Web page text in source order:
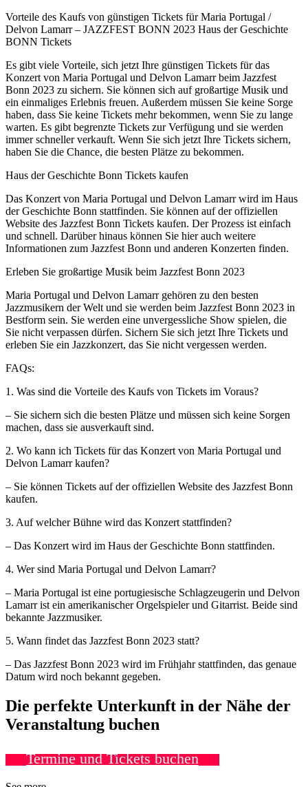
Vorteile des Kaufs von günstigen Tickets für Maria Portugal /
Delvon Lamarr – JAZZFEST BONN 2023 Haus der Geschichte
BONN Tickets
Es gibt viele Vorteile, sich jetzt Ihre günstigen Tickets für das
Konzert von Maria Portugal und Delvon Lamarr beim Jazzfest
Bonn 2023 zu sichern. Sie können sich auf großartige Musik und
ein einmaliges Erlebnis freuen. Außerdem müssen Sie keine Sorge
haben, dass Sie keine Tickets mehr bekommen, wenn Sie zu lange
warten. Es gibt begrenzte Tickets zur Verfügung und sie werden
immer schneller verkauft. Wenn Sie sich jetzt Ihre Tickets sichern,
haben Sie die Chance, die besten Plätze zu bekommen.
Haus der Geschichte Bonn Tickets kaufen
Das Konzert von Maria Portugal und Delvon Lamarr wird im Haus
der Geschichte Bonn stattfinden. Sie können auf der offiziellen
Website des Jazzfest Bonn Tickets kaufen. Der Prozess ist einfach
und schnell. Darüber hinaus können Sie hier auch weitere
Informationen zum Jazzfest Bonn und anderen Konzerten finden.
Erleben Sie großartige Musik beim Jazzfest Bonn 2023
Maria Portugal und Delvon Lamarr gehören zu den besten
Jazzmusikern der Welt und sie werden beim Jazzfest Bonn 2023 in
Bestform sein. Sie werden eine unvergessliche Show spielen, die
Sie nicht verpassen dürfen. Sichern Sie sich jetzt Ihre Tickets und
erleben Sie ein Jazzkonzert, das Sie nicht vergessen werden.
FAQs:
1. Was sind die Vorteile des Kaufs von Tickets im Voraus?
– Sie sichern sich die besten Plätze und müssen sich keine Sorgen
machen, dass sie ausverkauft sind.
2. Wo kann ich Tickets für das Konzert von Maria Portugal und
Delvon Lamarr kaufen?
– Sie können Tickets auf der offiziellen Website des Jazzfest Bonn
kaufen.
3. Auf welcher Bühne wird das Konzert stattfinden?
– Das Konzert wird im Haus der Geschichte Bonn stattfinden.
4. Wer sind Maria Portugal und Delvon Lamarr?
– Maria Portugal ist eine portugiesische Schlagzeugerin und Delvon
Lamarr ist ein amerikanischer Orgelspieler und Gitarrist. Beide sind
bekannte Jazzmusiker.
5. Wann findet das Jazzfest Bonn 2023 statt?
– Das Jazzfest Bonn 2023 wird im Frühjahr stattfinden, das genaue
Datum wird noch bekannt gegeben.
Die perfekte Unterkunft in der Nähe der
Veranstaltung buchen
Termine und Tickets buchen